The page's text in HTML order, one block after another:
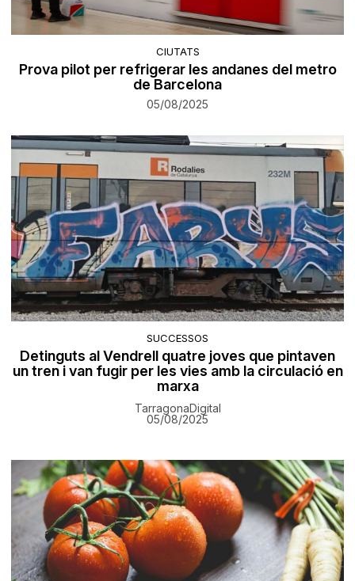
CIUTATS
Prova pilot per refrigerar les andanes del metro
de Barcelona
05/08/2025
SUCCESSOS
Detinguts al Vendrell quatre joves que pintaven
un tren i van fugir per les vies amb la circulació en
marxa
TarragonaDigital
05/08/2025